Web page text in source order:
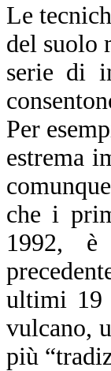
Le
del suolo
serie di
Per
estrema
che i
1992, è
ultimi 19
vulcano,
più